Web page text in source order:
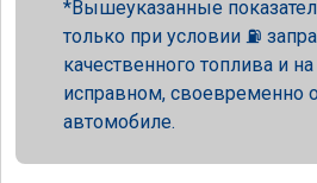
Вышеуказанные
только при условии ⛽
качественного топлива и
исправном, своевременно
автомобиле.